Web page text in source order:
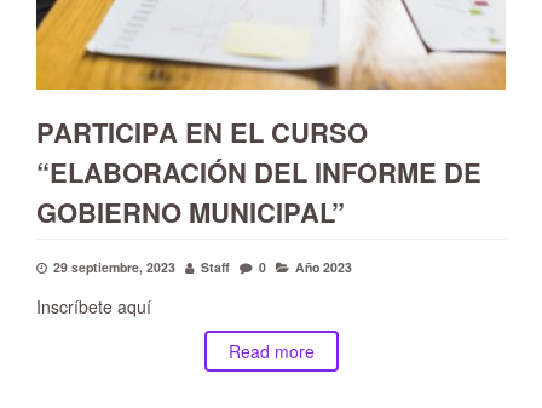
PARTICIPA EN EL CURSO
“ELABORACIÓN DEL INFORME DE
GOBIERNO MUNICIPAL”
29 septiembre, 2023 Staff 0 Año 2023
Inscríbete aquí
Read more